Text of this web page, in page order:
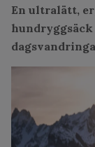
En ultralätt,